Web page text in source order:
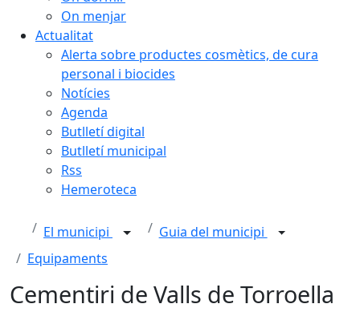
On menjar
Actualitat
Alerta sobre productes cosmètics, de cura
personal i biocides
Notícies
Agenda
Butlletí digital
Butlletí municipal
Rss
Hemeroteca
El municipi
Guia del municipi
Equipaments
Cementiri de Valls de Torroella